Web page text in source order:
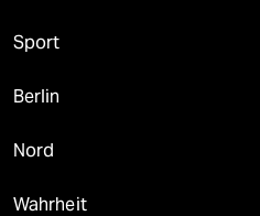
Sport
Berlin
Nord
Wahrheit